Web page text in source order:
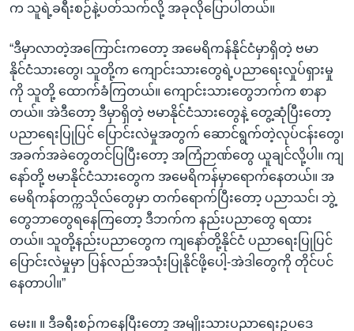
က သူရဲ့ခရီးစဉ်နဲ့ပတ်သက်လို့ အခုလိုပြောပါတယ်။
“ဒီမှာလာတဲ့အကြောင်းကတော့ အမေရိကန်နိုင်ငံမှာရှိတဲ့ ဗမာ
နိုင်ငံသားတွေ၊ သူတို့က ကျောင်းသားတွေရဲ့ပညာရေးလှုပ်ရှားမှု
ကို သူတို့ ထောက်ခံကြတယ်။ ကျောင်းသားတွေဘက်က စာနာ
တယ်။ အဲဒီတော့ ဒီမှာရှိတဲ့ ဗမာနိုင်ငံသားတွေနဲ့ တွေ့ဆုံပြီးတော့
ပညာရေးပြုပြင် ပြောင်းလဲမှုအတွက် ဆောင်ရွက်တဲ့လုပ်ငန်းတွေ၊
အခက်အခဲတွေတင်ပြပြီးတော့ အကြံဉာဏ်တွေ ယူချင်လို့ပါ။ ကျ
နော်တို့ ဗမာနိုင်ငံသားတွေက အမေရိကန်မှာရောက်နေတယ်။ အ
မေရိကန်တက္ကသိုလ်တွေမှာ တက်ရောက်ပြီးတော့ ပညာသင်၊ ဘွဲ့
တွေဘာတွေရနေကြတော့ ဒီဘက်က နည်းပညာတွေ ရထား
တယ်။ သူတို့နည်းပညာတွေက ကျနော်တို့နိုင်ငံ ပညာရေးပြုပြင်
ပြောင်းလဲမှုမှာ ပြန်လည်အသုံးပြုနိုင်ဖို့ပေါ့-အဲဒါတွေကို တိုင်ပင်
နေတာပါ။”
မေး။ ။ ဒီခရီးစဉ်ကနေပြီးတော့ အမျိုးသားပညာရေးဥပဒေ